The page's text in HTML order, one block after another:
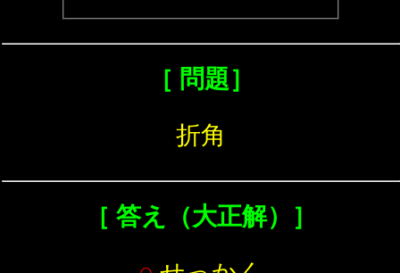
［ 問題］
折角
［ 答え（大正解）］